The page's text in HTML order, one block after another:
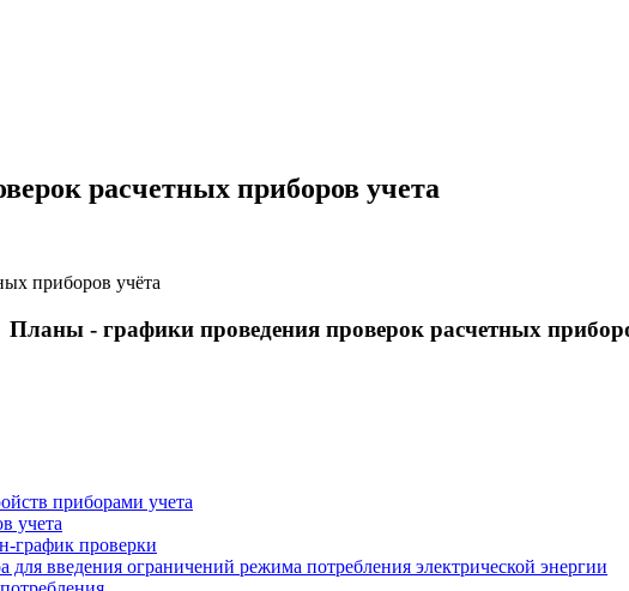
расчетных приборов учета
приборов учёта
Планы - графики проведения проверок расчетных
приборами учета
учета
график проверки
введения ограничений режима потребления электрической энергии